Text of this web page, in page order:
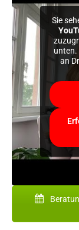
Sie
unten.
an